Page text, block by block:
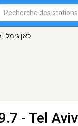
כאן גימל
- Tel Aviv